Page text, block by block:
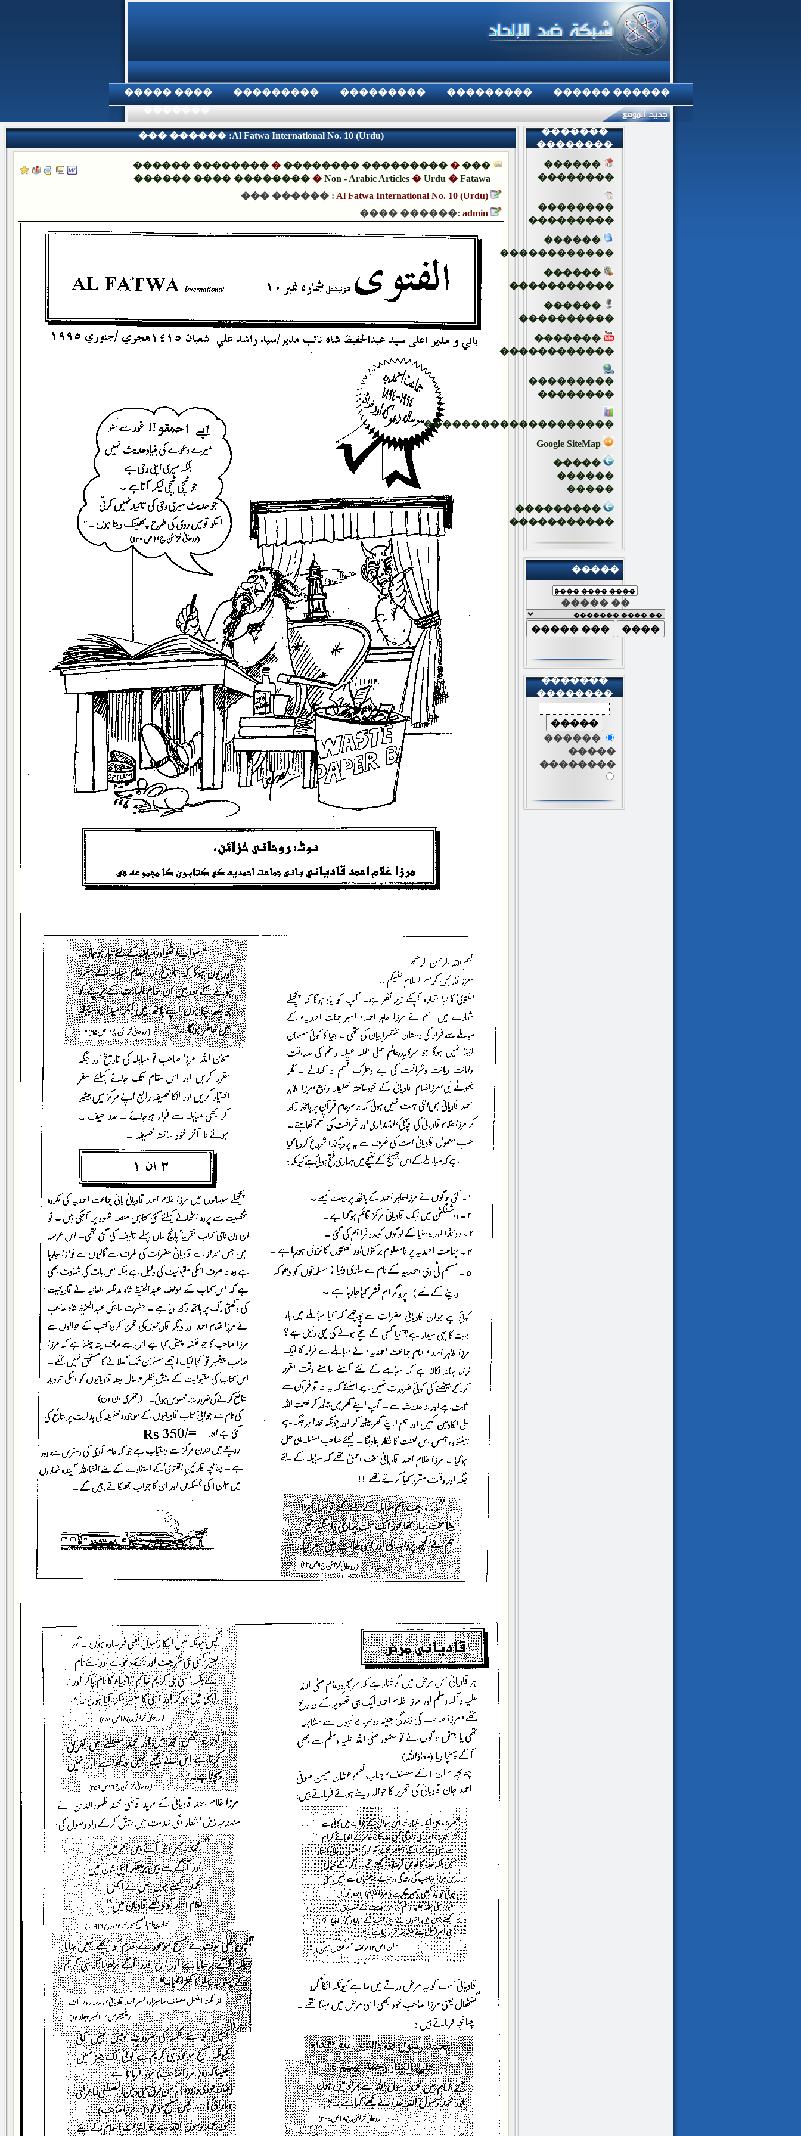
���� ����� ��������� ��������� ���������
������ ������
��� ������ :Al Fatwa International No. 10 (Urdu)
������ ��������� �������� ���������� ���
������ ���� ��������� Non - Arabic Articles� Urdu � Fatawa
��� ������ : Al Fatwa International No. 10 (Urdu)
���� ������: admin
�������
��������
������
��������
��������
���������
������
������������
������
�����������
������
����������
�������
������������
���������
��������
��������������������
�����
������
�����
���������
�����������
�����
����� ��
�������
��������
������
�����
��������